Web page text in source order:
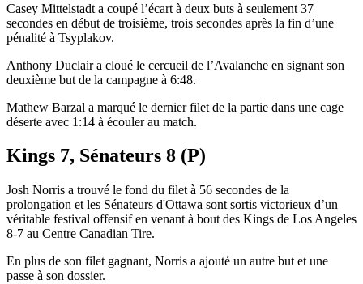
Casey Mittelstadt a coupé l’écart à deux buts à seulement 37
secondes en début de troisième, trois secondes après la fin d’une
pénalité à Tsyplakov.
Anthony Duclair a cloué le cercueil de l’Avalanche en signant son
deuxième but de la campagne à 6:48.
Mathew Barzal a marqué le dernier filet de la partie dans une cage
déserte avec 1:14 à écouler au match.
Kings 7, Sénateurs 8 (P)
Josh Norris a trouvé le fond du filet à 56 secondes de la
prolongation et les Sénateurs d'Ottawa sont sortis victorieux d’un
véritable festival offensif en venant à bout des Kings de Los Angeles
8-7 au Centre Canadian Tire.
En plus de son filet gagnant, Norris a ajouté un autre but et une
passe à son dossier.